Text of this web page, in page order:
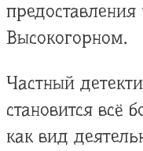
предоставления
Высокогорном.
Частный
становится всё
как вид